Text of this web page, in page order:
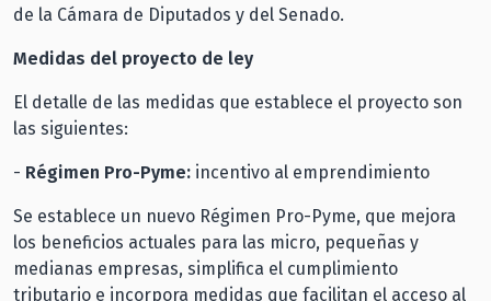
de la Cámara de Diputados y del Senado.
Medidas del proyecto de ley
El detalle de las medidas que establece el proyecto son
las siguientes:
- Régimen Pro-Pyme: incentivo al emprendimiento
Se establece un nuevo Régimen Pro-Pyme, que mejora
los beneficios actuales para las micro, pequeñas y
medianas empresas, simplifica el cumplimiento
tributario e incorpora medidas que facilitan el acceso al